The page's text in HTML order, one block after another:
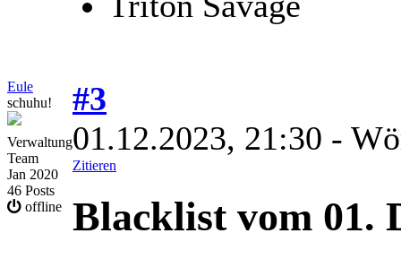
Eule
schuhu!
Verwaltung
Team
Jan 2020
46 Posts
offline
#3
01.12.2023, 21:30 -
Zitieren
Blacklist vom 01.